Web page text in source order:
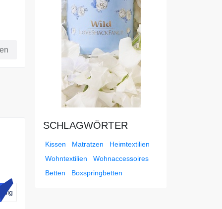
ndig
SCHLAGWÖRTER
Kissen Matratzen
Heimtextilien
Wohntextilien
Wohnaccessoires
Betten
Boxspringbetten